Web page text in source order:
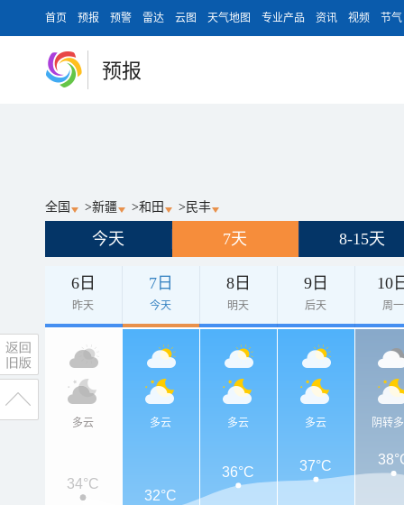
首页 预报 预警 雷达 云图 天气地图 专业产品 资讯 视频 节气
预报
全国 >新疆 >和田 > 民丰
今天 7天 8-15天
6日
昨天
7日
今天
8日
明天
9日
后天
10
周一
多云 多云 多云 多云 阴转
34°C
32°C
36°C 37°C